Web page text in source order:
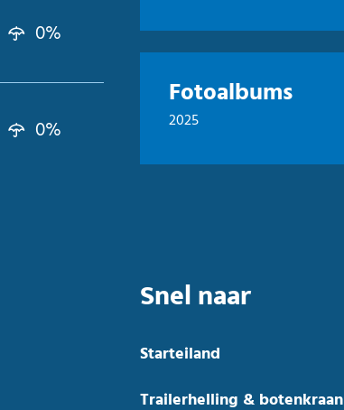
0%
0%
Fotoalbums
2025
Snel naar
Starteiland
Trailerhelling & botenkraan